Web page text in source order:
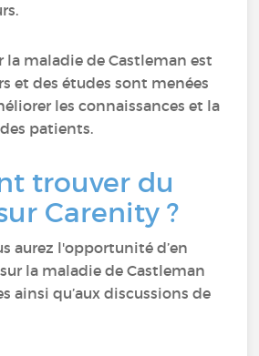
la maladie de Castleman est
et des études sont menées
les connaissances et la
patients.
trouver du
Carenity ?
aurez l'opportunité d’en
la maladie de Castleman
ainsi qu’aux discussions de